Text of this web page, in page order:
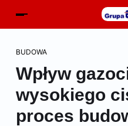
BUDOWA
Wpływ
wysokiego
proces